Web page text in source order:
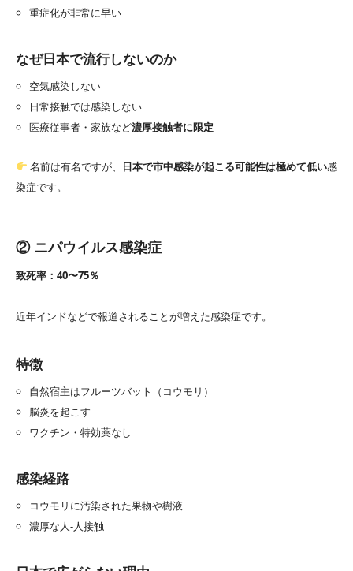
重症化が非常に早い
なぜ日本で流行しないのか
空気感染しない
日常接触では感染しない
医療従事者・家族など濃厚接触者に限定
名前は有名ですが、 日本で市中感染が起こる可能性は極めて低い感
染症です。
② ニパウイルス感染症
致死率：40〜75％
近年インドなどで報道されることが増えた感染症です。
特徴
自然宿主はフルーツバット（コウモリ）
脳炎を起こす
ワクチン・特効薬なし
感染経路
コウモリに汚染された果物や樹液
濃厚な人‐人接触